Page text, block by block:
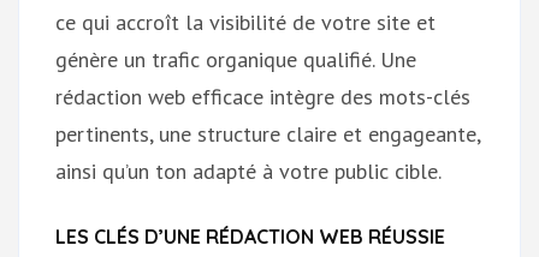
ce qui accroît la visibilité de votre site et
génère un trafic organique qualifié. Une
rédaction web efficace intègre des mots-clés
pertinents, une structure claire et engageante,
ainsi qu’un ton adapté à votre public cible.
LES CLÉS D’UNE RÉDACTION WEB RÉUSSIE